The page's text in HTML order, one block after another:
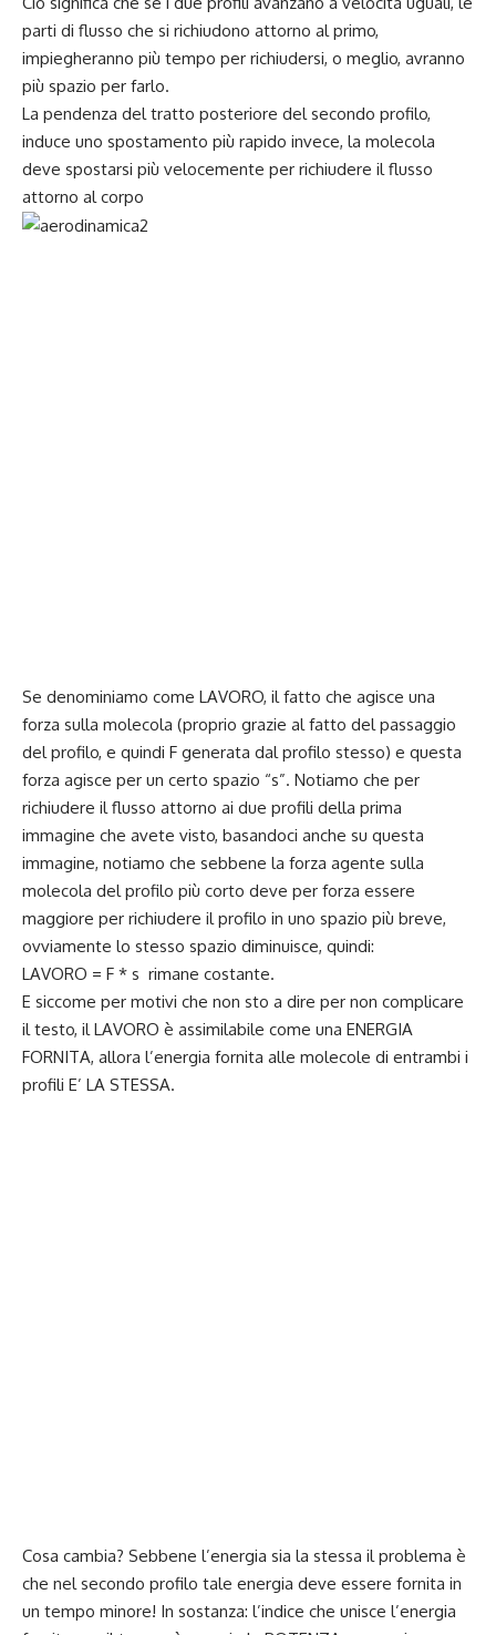
parti di flusso che si richiudono attorno al primo,
impiegheranno più tempo per richiudersi, o meglio, avranno
più spazio per farlo.
La pendenza del tratto posteriore del secondo profilo,
induce uno spostamento più rapido invece, la molecola
deve spostarsi più velocemente per richiudere il flusso
attorno al corpo
Se denominiamo come LAVORO, il fatto che agisce una
forza sulla molecola (proprio grazie al fatto del passaggio
del profilo, e quindi F generata dal profilo stesso) e questa
forza agisce per un certo spazio “s”. Notiamo che per
richiudere il flusso attorno ai due profili della prima
immagine che avete visto, basandoci anche su questa
immagine, notiamo che sebbene la forza agente sulla
molecola del profilo più corto deve per forza essere
maggiore per richiudere il profilo in uno spazio più breve,
ovviamente lo stesso spazio diminuisce, quindi:
LAVORO = F * s rimane costante.
E siccome per motivi che non sto a dire per non complicare
il testo, il LAVORO è assimilabile come una ENERGIA
FORNITA, allora l’energia fornita alle molecole di entrambi i
profili E’ LA STESSA.
Cosa cambia? Sebbene l’energia sia la stessa il problema è
che nel secondo profilo tale energia deve essere fornita in
un tempo minore! In sostanza: l’indice che unisce l’energia